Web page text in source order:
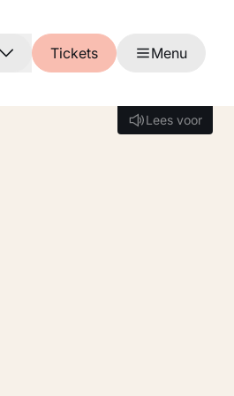
Tickets Menu
Lees voor
Lees voor